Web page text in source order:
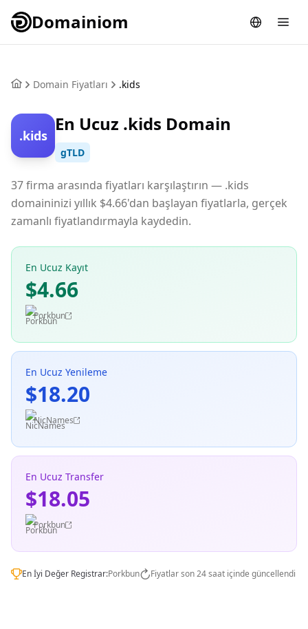
Domainiom
Domain Fiyatları .kids
.kids
En Ucuz .kids Domain
gTLD
37 firma arasında fiyatları karşılaştırın — .kids
domaininizi yıllık $4.66'dan başlayan fiyatlarla, gerçek
zamanlı fiyatlandırmayla kaydedin.
En Ucuz Kayıt
$4.66
Porkbun
En Ucuz Yenileme
$18.20
NicNames
En Ucuz Transfer
$18.05
Porkbun
En İyi Değer Registrar:Porkbun Fiyatlar son 24 saat içinde güncellendi